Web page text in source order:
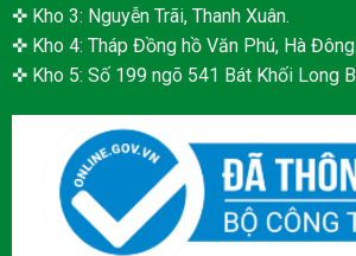
✜ Kho 3: Nguyễn Trãi, Thanh Xuân.
✜ Kho 4: Tháp Đồng hồ Văn Phú, Hà Đông.
✜ Kho 5: Số 199 ngõ 541 Bát Khối Long